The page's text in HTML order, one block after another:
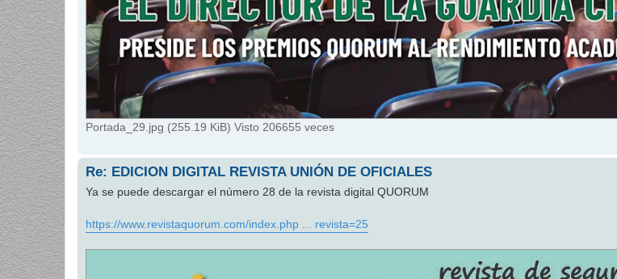
Portada_29.jpg (255.19 KiB) Visto 206655 veces
Re: EDICION DIGITAL REVISTA UNIÓN DE OFICIALES
Ya se puede descargar el número 28 de la revista digital QUORUM
https://www.revistaquorum.com/index.php ... revista=25